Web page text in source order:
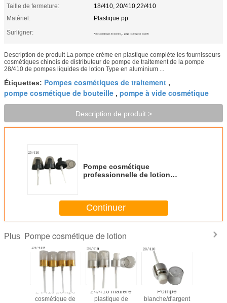
Taille de fermeture:
18/410, 20/410,22/410
Matériel:
Plastique pp
Surligner:
Pompes cosmétiques de traitement , pompe cosmétique de bouteille
Description de produit La pompe crème en plastique complète les fournisseurs
cosmétiques chinois de distributeur de pompe de traitement de la pompe
28/410 de pompes liquides de lotion Type en aluminium ...
Étiquettes: Pompes cosmétiques de traitement ,
pompe cosmétique de bouteille , pompe à vide cosmétique
Description de produit >
Pompe cosmétique
professionnelle de lotion
Continuer
Plus Pompe cosmétique de lotion
24/410 pompe
cosmétique de
24/410 matière
plastique de
Pompe
blanche/d'argent